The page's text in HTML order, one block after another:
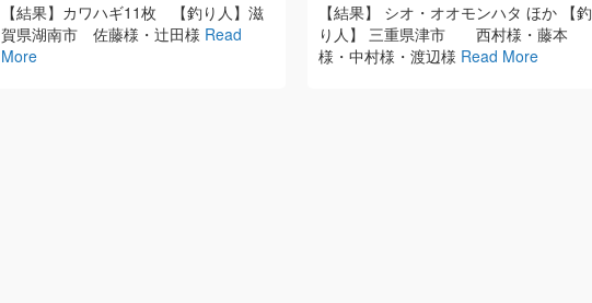
【結果】カワハギ11枚 【釣り人】滋
賀県湖南市 佐藤様・辻田様 Read
More
【結果】 シオ・オオモンハタ ほか 【釣
り人】 三重県津市 西村様・藤本
様・中村様・渡辺様 Read More